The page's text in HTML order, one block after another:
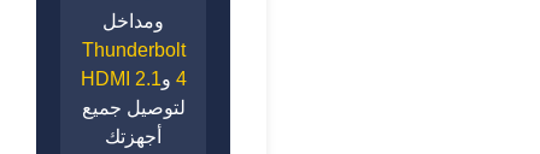
ومداخل
Thunderbolt
4 وHDMI 2.1
لتوصيل جميع
أجهزتك